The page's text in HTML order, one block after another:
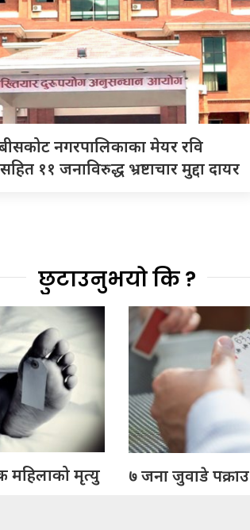
नगरपालिकाका मेयर रवि
११ जनाविरुद्ध भ्रष्टाचार मुद्दा दायर
छुटाउनुभयो कि ?
महिलाको मृत्यु ७ जना जुवाडे पक्राउ